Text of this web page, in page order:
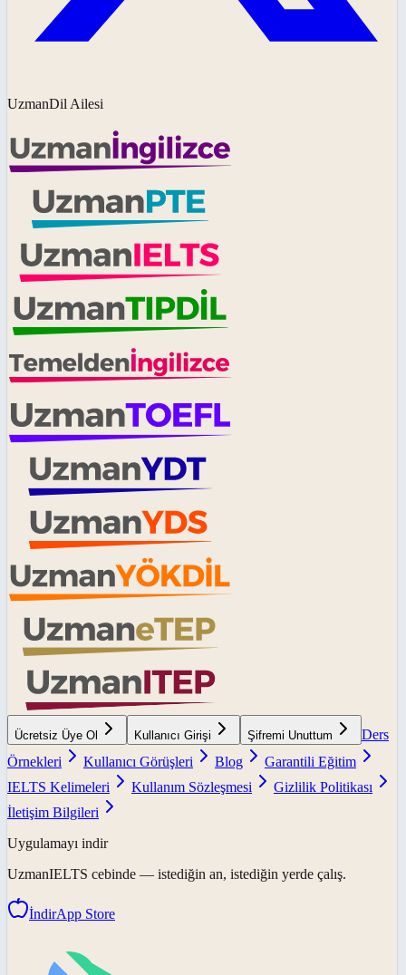
UzmanDil Ailesi
Ücretsiz Üye Ol Kullanıcı Girişi Şifremi Unuttum
Ders
Örnekleri
Kullanıcı Görüşleri Blog
Garantili Eğitim
IELTS Kelimeleri
Kullanım Sözleşmesi
Gizlilik Politikası
İletişim Bilgileri
Uygulamayı indir
UzmanIELTS cebinde — istediğin an, istediğin yerde çalış.
İndirApp Store